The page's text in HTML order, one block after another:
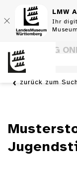
LMW
Ihr
SAMMLUNG
WÜRTTEMBERG
zurück zum